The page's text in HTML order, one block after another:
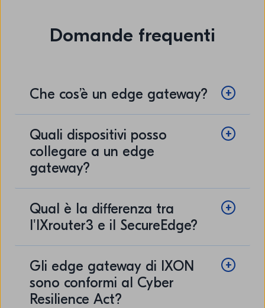
Domande frequenti
Che cos’è un edge gateway?
Quali dispositivi posso
collegare a un edge
gateway?
Qual è la differenza tra
l'IXrouter3 e il SecureEdge?
Gli edge gateway di IXON
sono conformi al Cyber
Resilience Act?